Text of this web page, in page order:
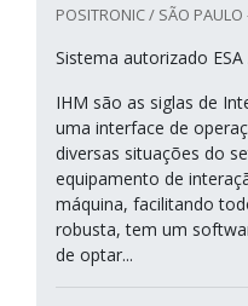
POSITRONIC / SÃO PAULO
Sistema autorizado
IHM são as siglas de
uma interface de
diversas situações do
equipamento de
máquina, facilitando
robusta, tem um
de optar...